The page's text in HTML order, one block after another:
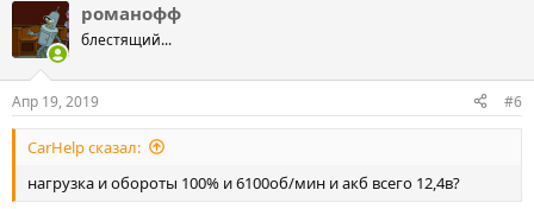
романофф
блестящий...
Апр 19, 2019 #6
CarHelp сказал:
нагрузка и обороты 100% и 6100об/мин и акб всего 12,4в?